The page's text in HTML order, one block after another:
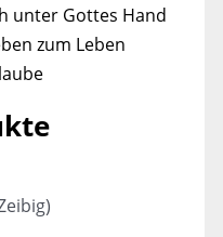
unter Gottes Hand
zum Leben